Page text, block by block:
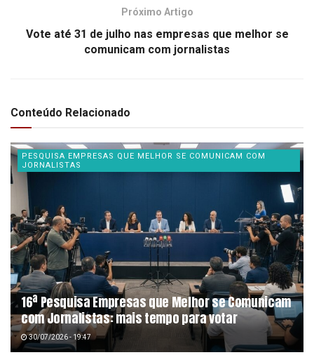
Próximo Artigo
Vote até 31 de julho nas empresas que melhor se
comunicam com jornalistas
Conteúdo Relacionado
PESQUISA EMPRESAS QUE MELHOR SE COMUNICAM COM
JORNALISTAS
16ª Pesquisa Empresas que Melhor se Comunicam
com Jornalistas: mais tempo para votar
30/07/2026 - 19:47